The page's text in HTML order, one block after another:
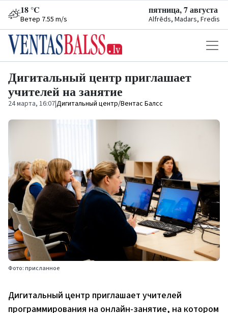
18 °C
Ветер 7.55 m/s
пятница, 7 августа
Alfrēds, Madars, Fredis
Дигитальный центр приглашает
учителей на занятие
24 марта, 16:07|Дигитальный центр/Вентас Балсс
Фото: присланное
Дигитальный центр приглашает учителей
программирования на онлайн-занятие, на котором